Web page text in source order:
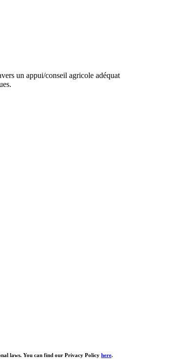
un appui/conseil agricole adéquat
laws. You can find our Privacy Policy here.